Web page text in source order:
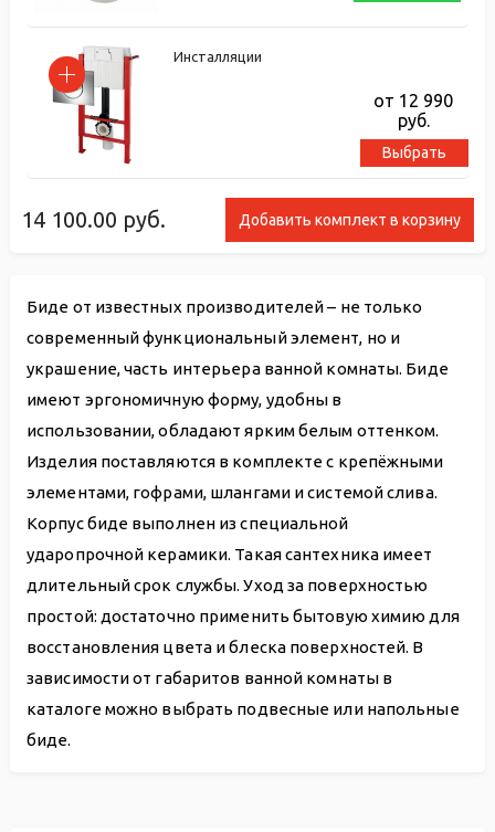
14 100.00 руб. Добавить комплект в корзину
Инсталляции
от 12 990
руб.
Выбрать
Биде от известных производителей – не только
современный функциональный элемент, но и
украшение, часть интерьера ванной комнаты. Биде
имеют эргономичную форму, удобны в
использовании, обладают ярким белым оттенком.
Изделия поставляются в комплекте с крепёжными
элементами, гофрами, шлангами и системой слива.
Корпус биде выполнен из специальной
ударопрочной керамики. Такая сантехника имеет
длительный срок службы. Уход за поверхностью
простой: достаточно применить бытовую химию для
восстановления цвета и блеска поверхностей. В
зависимости от габаритов ванной комнаты в
каталоге можно выбрать подвесные или напольные
биде.